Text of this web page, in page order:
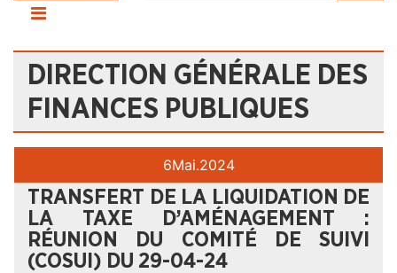
DIRECTION GÉNÉRALE DES
FINANCES PUBLIQUES
6Mai.2024
TRANSFERT DE LA LIQUIDATION DE
LA TAXE D’AMÉNAGEMENT :
RÉUNION DU COMITÉ DE SUIVI
(COSUI) DU 29-04-24